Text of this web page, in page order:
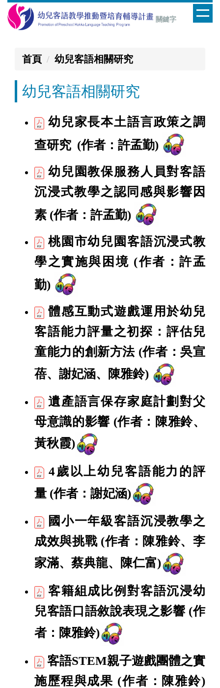
跳
到
首頁 幼兒客語相關研究
幼兒客語相關研究
幼兒家長本土語言政策之調
查研究 (作者：許孟勤)
幼兒園教保服務人員對客語
沉浸式教學之認同感與影響因
素 (作者：許孟勤)
桃園市幼兒園客語沉浸式教
學之實施與困境 (作者：許孟
勤)
體感互動式遊戲運用於幼兒
客語能力評量之初探：評估兒
童能力的創新方法 (作者：吳宣
蓓、謝妃涵、陳雅鈴)
遺產語言保存家庭計劃對父
母意識的影響 (作者：陳雅鈴、
黃秋霞)
4歲以上幼兒客語能力的評
量 (作者：謝妃涵)
國小一年級客語沉浸教學之
成效與挑戰(作者：陳雅鈴、李
家滿、蔡典龍、陳仁富)
客籍組成比例對客語沉浸幼
兒客語口語敘說表現之影響 (作
者：陳雅鈴)
客語STEM親子遊戲團體之實
施歷程與成果 (作者：陳雅鈴)